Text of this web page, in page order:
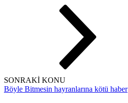
SONRAKİ KONU
Böyle Bitmesin hayranlarına kötü haber